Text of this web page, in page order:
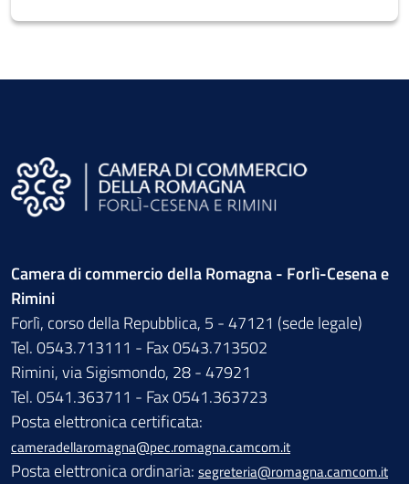
Camera di commercio della Romagna - Forlì-Cesena e
Rimini
Forlì, corso della Repubblica, 5 - 47121 (sede legale)
Tel. 0543.713111 - Fax 0543.713502
Rimini, via Sigismondo, 28 - 47921
Tel. 0541.363711 - Fax 0541.363723
Posta elettronica certificata:
cameradellaromagna@pec.romagna.camcom.it
Posta elettronica ordinaria: segreteria@romagna.camcom.it